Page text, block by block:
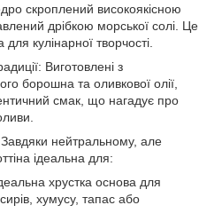
скроплений високоякісною
дрібкою морської солі. Це
кулінарної творчості.
Виготовлені з
борошна та оливкової олії,
смак, що нагадує про
нейтральному, але
ідеальна для:
хрустка основа для
хумусу, тапас або